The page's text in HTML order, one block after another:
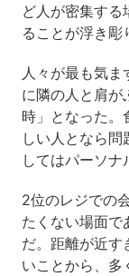
ど人が密集する
ることが浮き彫
人々が最も気ま
に隣の人と肩が
時」となった。
しい人となら
してはパーソナ
2位のレジでの
たくない場面で
だ。距離が近す
いことから、多